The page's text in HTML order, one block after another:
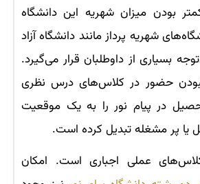
بودن میزان شهریه این دانشگاه
شهریه پرداز مانند دانشگاه آزاد
بسیاری از داوطلبان قرار می‌گیرد.
حضور در کلاس‌های درس نظری
در پیام نور را به یک موقعیت
یا پر مشغله تبدیل کرده است.
عملی اجباری است. امکان